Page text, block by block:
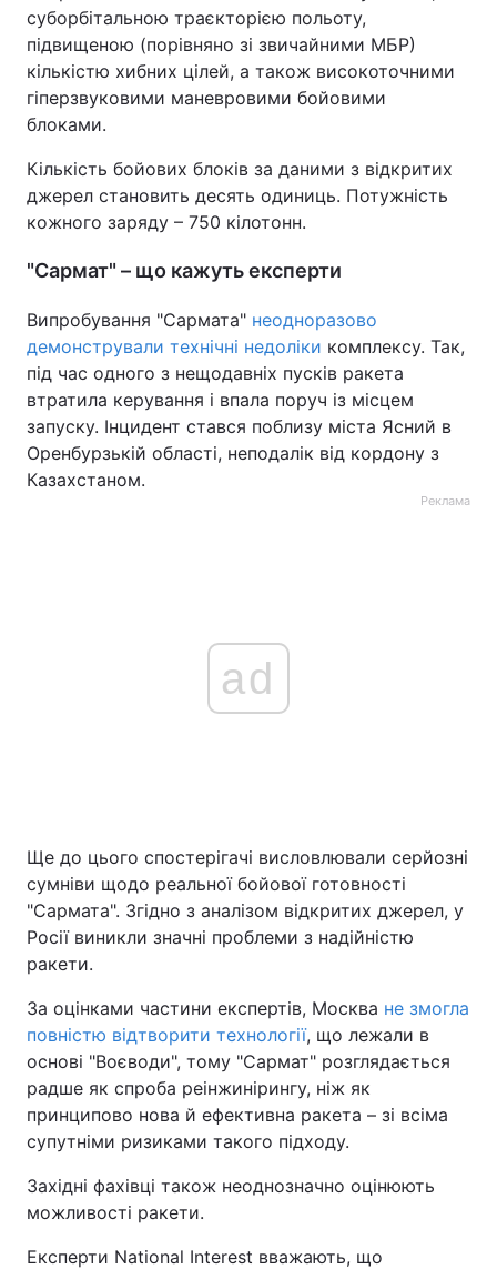
суборбітальною траєкторією польоту,
підвищеною (порівняно зі звичайними МБР)
кількістю хибних цілей, а також високоточними
гіперзвуковими маневровими бойовими
блоками.
Кількість бойових блоків за даними з відкритих
джерел становить десять одиниць. Потужність
кожного заряду – 750 кілотонн.
"Сармат" – що кажуть експерти
Випробування "Сармата" неодноразово
демонстрували технічні недоліки комплексу. Так,
під час одного з нещодавніх пусків ракета
втратила керування і впала поруч із місцем
запуску. Інцидент стався поблизу міста Ясний в
Оренбурзькій області, неподалік від кордону з
Казахстаном.
Реклама
ad
Ще до цього спостерігачі висловлювали серйозні
сумніви щодо реальної бойової готовності
"Сармата". Згідно з аналізом відкритих джерел, у
Росії виникли значні проблеми з надійністю
ракети.
За оцінками частини експертів, Москва не змогла
повністю відтворити технології, що лежали в
основі "Воєводи", тому "Сармат" розглядається
радше як спроба реінжинірингу, ніж як
принципово нова й ефективна ракета – зі всіма
супутніми ризиками такого підходу.
Західні фахівці також неоднозначно оцінюють
можливості ракети.
Експерти National Interest вважають, що